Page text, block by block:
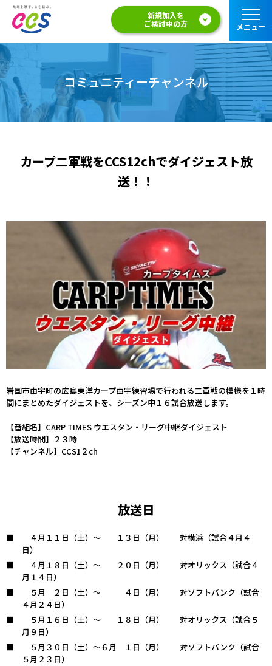
新規加入を
ご検討中の方
メニュー
コミュニティーチャンネル
カープ二軍戦をCCS12chでダイジェスト放
送！！
岩国市由宇町の広島東洋カープ由宇練習場で行われる二軍戦の模様を１時
間にまとめたダイジェストを、シーズン中１６試合放送します。
【番組名】CARP TIMES ウエスタン・リーグ中継ダイジェスト
【放送時間】２３時
【チャンネル】CCS1２ch
放送日
４月１１日（土）～ １３日（月） 対横浜（試合４月４
日）
４月１８日（土）～ ２０日（月） 対オリックス（試合４
月１４日）
５月 ２日（土）～ ４日（月） 対ソフトバンク（試合
４月２４日）
５月１６日（土）～ １８日（月） 対オリックス（試合５
月９日）
５月３０日（土）～６月 １日（月） 対ソフトバンク（試合
５月２３日）